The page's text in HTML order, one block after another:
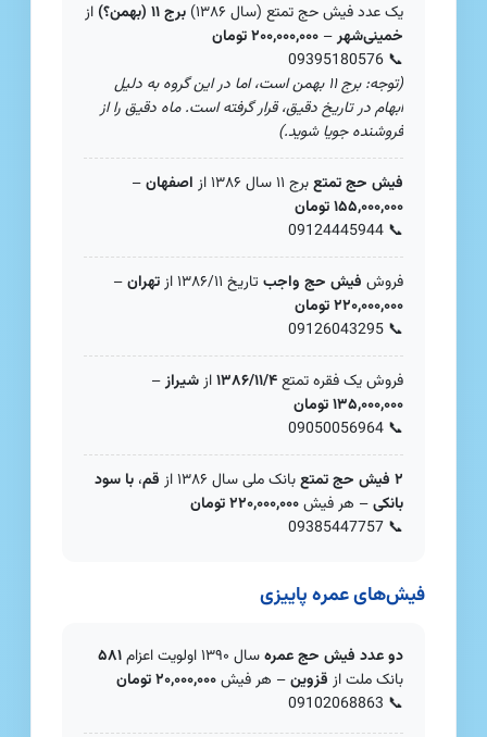
یک عدد فیش حج تمتع (سال ۱۳۸۶) برج ۱۱ (بهمن؟)
از
خمینی‌شهر– ۲۰۰,۰۰۰,۰۰۰ تومان
📞
09395180576
(توجه: برج ۱۱ بهمن است، اما در این گروه به دلیل
ابهام در تاریخ دقیق، قرار گرفته است. ماه دقیق را از
فروشنده جویا شوید.)
فیش حج تمتعبرج ۱۱ سال ۱۳۸۶ از اصفهان–
۱۵۵,۰۰۰,۰۰۰ تومان
📞
09124445944
فروش فیش حج واجب تاریخ ۱۳۸۶/۱۱ از تهران–
۲۲۰,۰۰۰,۰۰۰ تومان
📞
09126043295
فروش یک فقره تمتع۱۳۸۶/۱۱/۴ازشیراز–
۱۳۵,۰۰۰,۰۰۰ تومان
📞
09050056964
۲ فیش حج تمتع بانک ملی سال ۱۳۸۶ از قم، با سود
بانکی– هر فیش۲۲۰,۰۰۰,۰۰۰ تومان
📞
09385447757
فیش‌های عمره پاییزی
دو عدد فیش حج عمرهسال ۱۳۹۰ اولویت اعزام
۵۸۱
بانک ملت از قزوین– هر فیش۲۰,۰۰۰,۰۰۰ تومان
📞
09102068863